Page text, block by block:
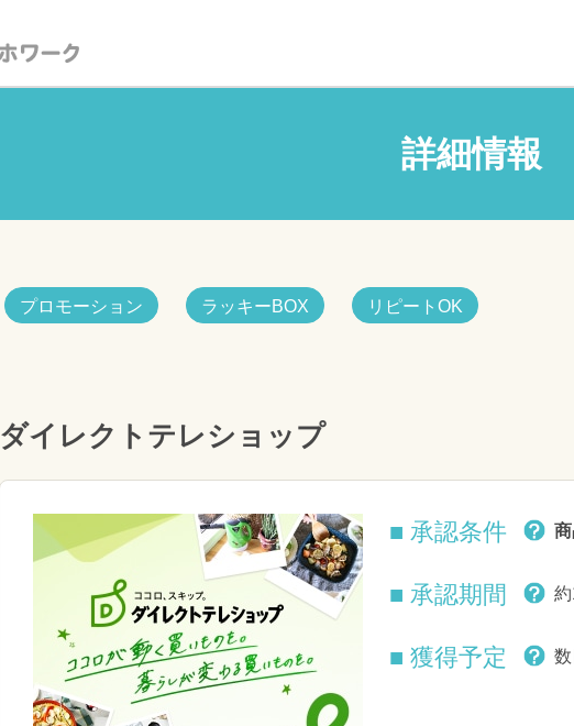
詳細情報
プロモーション ラッキーBOX リピートOK
ダイレクトテレショップ
■ 承認条件
■ 承認期間
■ 獲得予定